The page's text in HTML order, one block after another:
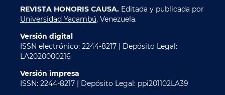
REVISTA HONORIS CAUSA. Editada y publicada por
Universidad Yacambú, Venezuela.
Versión digital
ISSN electrónico: 2244-8217 | Depósito Legal:
LA2020000216
Versión impresa
ISSN: 2244-8217 | Depósito Legal: ppi201102LA39